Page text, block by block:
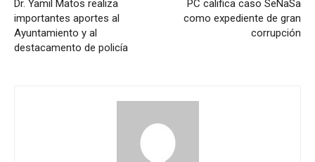
Dr. Yamil Matos realiza
importantes aportes al
Ayuntamiento y al
destacamento de policía
PC califica caso SeNaSa
como expediente de gran
corrupción